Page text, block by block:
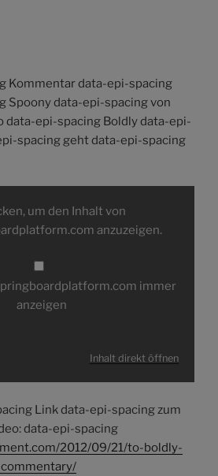
Kommentar data-epi-spacing
Spoony data-epi-spacing von
data-epi-spacing Boldly data-epi-
spacing geht data-epi-spacing
um den Inhalt von
anzuzeigen.
immer
anzeigen
Inhalt direkt öffnen
Link data-epi-spacing zum
data-epi-spacing
2012/09/21/to-boldly-